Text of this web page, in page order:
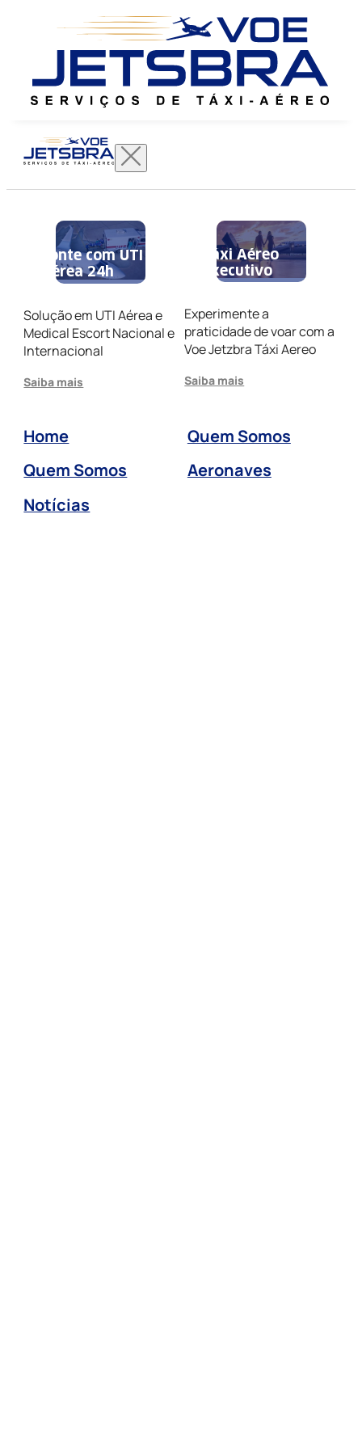
Conte com UTI
Aérea 24h
Solução em UTI Aérea e
Medical Escort Nacional e
Internacional
Saiba mais
Táxi Aéreo
Executivo
Experimente a
praticidade de voar com a
Voe Jetzbra Táxi Aereo
Saiba mais
Home
Quem Somos
Quem Somos
Aeronaves
Notícias